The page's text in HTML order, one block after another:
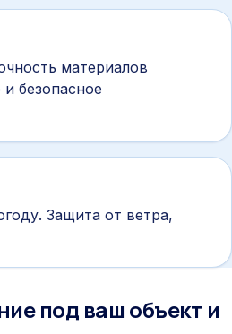
материалов
безопасное
Защита от ветра,
под ваш объект и